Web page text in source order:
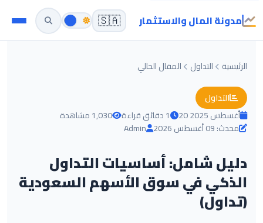
مدونة المال والاستثمار 🇸🇦
الرئيسية التداول المقال الحالي
التداول
20 أغسطس 2025
1 دقائق قراءة
1,030 مشاهدة
محدث: 09 أغسطس 2026
Admin
دليل شامل: أساسيات التداول
الذكي في سوق الأسهم السعودية
(تداول)